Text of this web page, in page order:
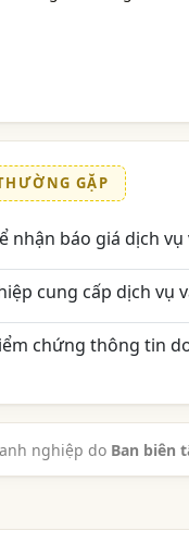
GẶP
nhận báo giá dịch
cung cấp dịch vụ
chứng thông tin
nghiệp do Ban biên